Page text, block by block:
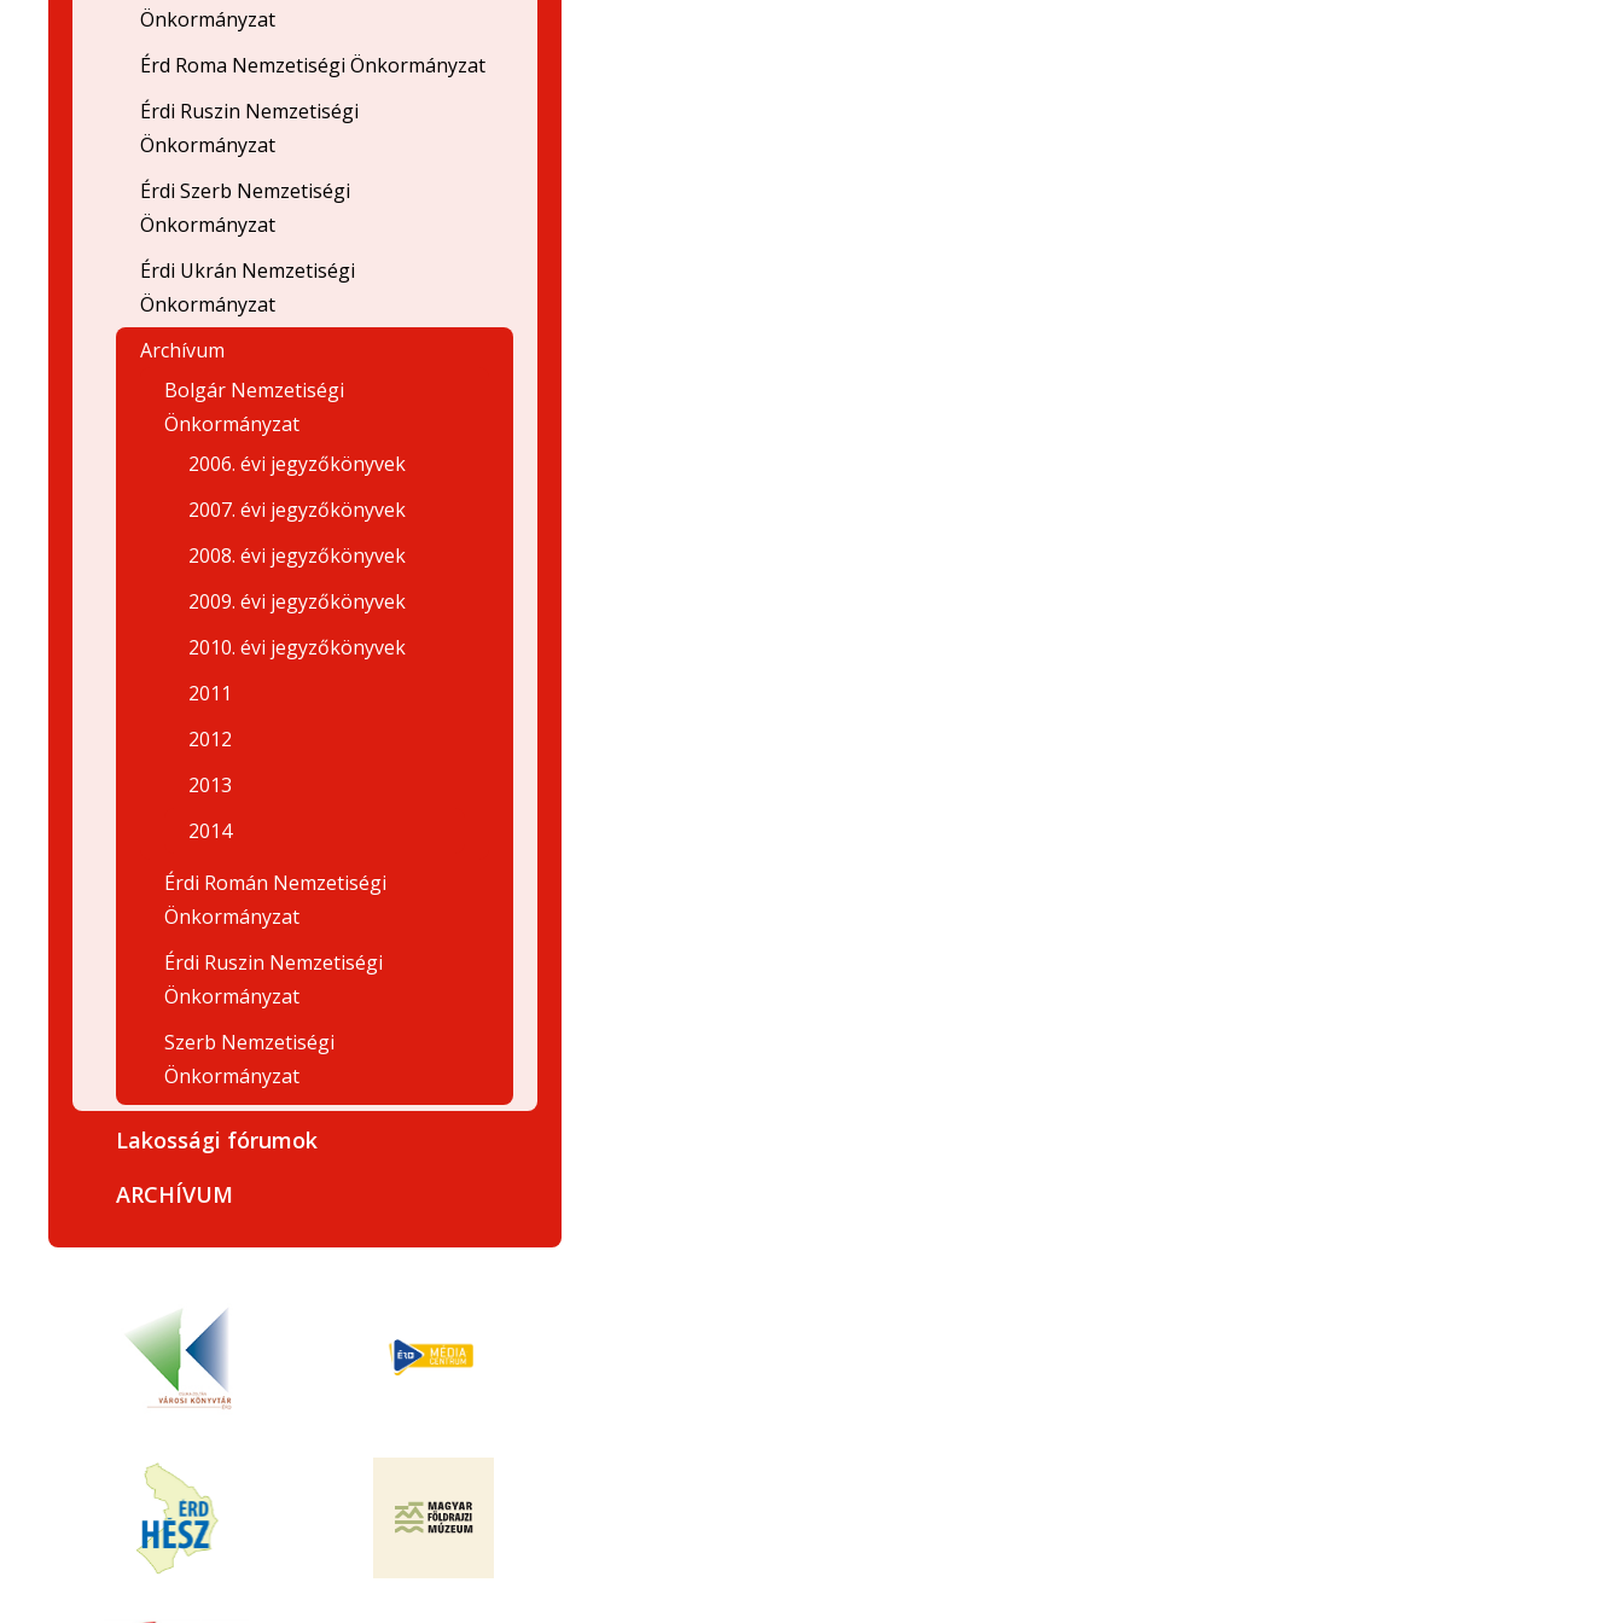
Önkormányzat
Érd Roma Nemzetiségi Önkormányzat
Érdi Ruszin Nemzetiségi
Önkormányzat
Érdi Szerb Nemzetiségi
Önkormányzat
Érdi Ukrán Nemzetiségi
Önkormányzat
Archívum
Bolgár Nemzetiségi
Önkormányzat
2006. évi jegyzőkönyvek
2007. évi jegyzőkönyvek
2008. évi jegyzőkönyvek
2009. évi jegyzőkönyvek
2010. évi jegyzőkönyvek
2011
2012
2013
2014
Érdi Román Nemzetiségi
Önkormányzat
Érdi Ruszin Nemzetiségi
Önkormányzat
Szerb Nemzetiségi
Önkormányzat
Lakossági fórumok
ARCHÍVUM